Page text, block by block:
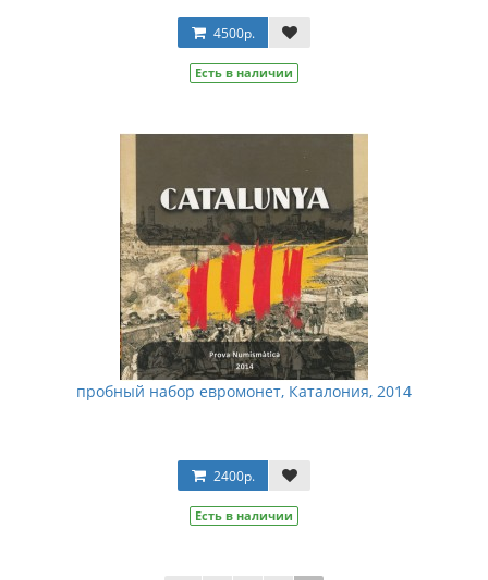
4500р.
Есть в наличии
пробный набор евромонет, Каталония, 2014
2400р.
Есть в наличии